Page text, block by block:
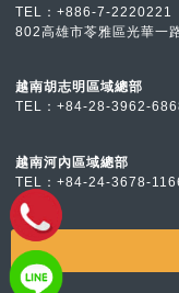
TEL：+886-7-2220221
802高雄市苓雅區光華一
越南胡志明區域總部
TEL：+84-28-3962-
越南河內區域總部
TEL：+84-24-3678-